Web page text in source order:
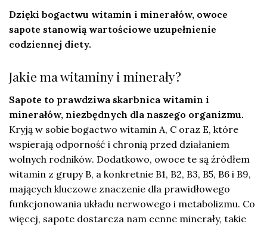
Dzięki bogactwu witamin i minerałów, owoce
sapote stanowią wartościowe uzupełnienie
codziennej diety.
Jakie ma witaminy i minerały?
Sapote to prawdziwa skarbnica witamin i
minerałów, niezbędnych dla naszego organizmu.
Kryją w sobie bogactwo witamin A, C oraz E, które
wspierają odporność i chronią przed działaniem
wolnych rodników. Dodatkowo, owoce te są źródłem
witamin z grupy B, a konkretnie B1, B2, B3, B5, B6 i B9,
mających kluczowe znaczenie dla prawidłowego
funkcjonowania układu nerwowego i metabolizmu. Co
więcej, sapote dostarcza nam cenne minerały, takie